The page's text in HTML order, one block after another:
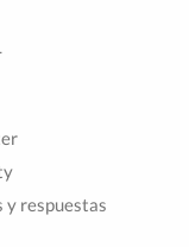
y respuestas